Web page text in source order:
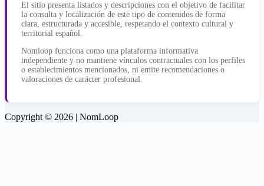
El sitio presenta listados y descripciones con el objetivo de facilitar
la consulta y localización de este tipo de contenidos de forma
clara, estructurada y accesible, respetando el contexto cultural y
territorial español.
Nomloop funciona como una plataforma informativa
independiente y no mantiene vínculos contractuales con los perfiles
o establecimientos mencionados, ni emite recomendaciones o
valoraciones de carácter profesional.
Copyright © 2026 | NomLoop